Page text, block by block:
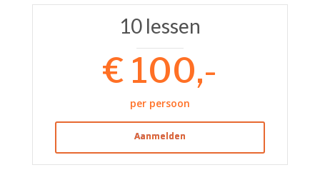
10 lessen
€ 100,-
per persoon
Aanmelden